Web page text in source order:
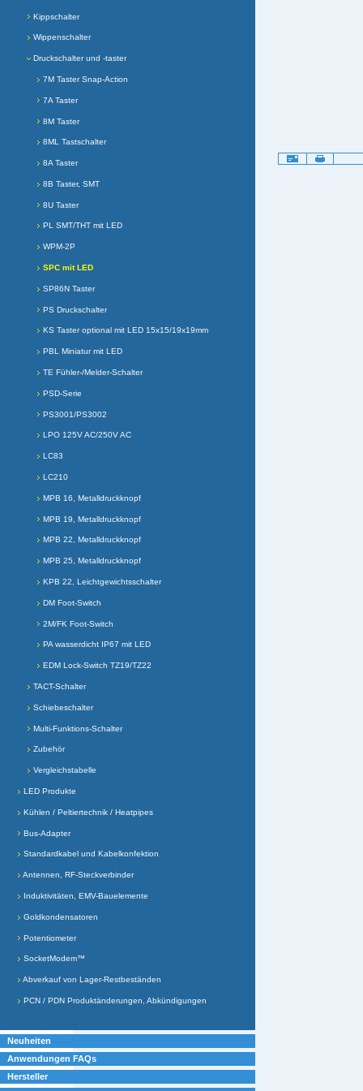
Kippschalter
Wippenschalter
Druckschalter und -taster
7M Taster Snap-Action
7A Taster
8M Taster
8ML Tastschalter
8A Taster
8B Taster, SMT
8U Taster
PL SMT/THT mit LED
WPM-2P
SPC mit LED
SP86N Taster
PS Druckschalter
KS Taster optional mit LED 15x15/19x19mm
PBL Miniatur mit LED
TE Fühler-/Melder-Schalter
PSD-Serie
PS3001/PS3002
LPO 125V AC/250V AC
LC83
LC210
MPB 16, Metalldruckknopf
MPB 19, Metalldruckknopf
MPB 22, Metalldruckknopf
MPB 25, Metalldruckknopf
KPB 22, Leichtgewichtsschalter
DM Foot-Switch
2M/FK Foot-Switch
PA wasserdicht IP67 mit LED
EDM Lock-Switch TZ19/TZ22
TACT-Schalter
Schiebeschalter
Multi-Funktions-Schalter
Zubehör
Vergleichstabelle
LED Produkte
Kühlen / Peltiertechnik / Heatpipes
Bus-Adapter
Standardkabel und Kabelkonfektion
Antennen, RF-Steckverbinder
Induktivitäten, EMV-Bauelemente
Goldkondensatoren
Potentiometer
SocketModem™
Abverkauf von Lager-Restbeständen
PCN / PDN Produktänderungen, Abkündigungen
Neuheiten
Anwendungen FAQs
Hersteller
Artikelaktionen